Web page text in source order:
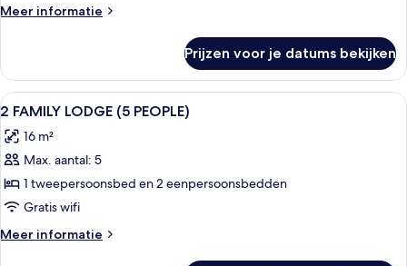
Meer informatie
Meer
Prijzen voor je datums bekijken
Alle
foto's
voor
2
FAMILY
LODGE
(5
PEOPLE)
Luxe beddengoed, donzen
5
2 FAMILY LODGE (5 PEOPLE)
16 m²
Max. aantal: 5
1 tweepersoonsbed en 2 eenpersoonsbedden
Gratis wifi
Meer informatie
Meer